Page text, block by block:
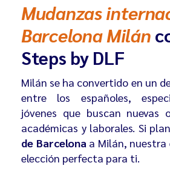
Mudanzas
Barcelona Milán
Steps by DLF
Milán se ha convertido en un
entre los españoles,
jóvenes que buscan nuevas
académicas y laborales. Si
de Barcelona a Milán, nuestra
elección perfecta para ti.